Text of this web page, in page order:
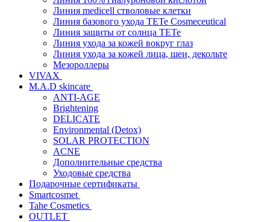
Линия medicell стволовые клетки
Линия базового ухода TETe Cosmeceutical
Линия защиты от солнца TETe
Линия ухода за кожей вокруг глаз
Линия ухода за кожей лица, шеи, декольте
Мезороллеры
VIVAX
M.A.D skincare
ANTI-AGE
Brightening
DELICATE
Environmental (Detox)
SOLAR PROTECTION
АCNE
Дополнительные средства
Уходовые средства
Подарочные сертификаты
Smartcosmet
Tahe Cosmetics
OUTLET